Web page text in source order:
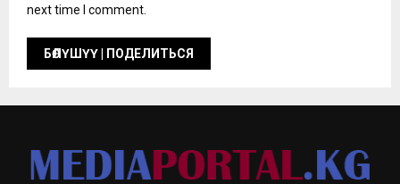
next time I comment.